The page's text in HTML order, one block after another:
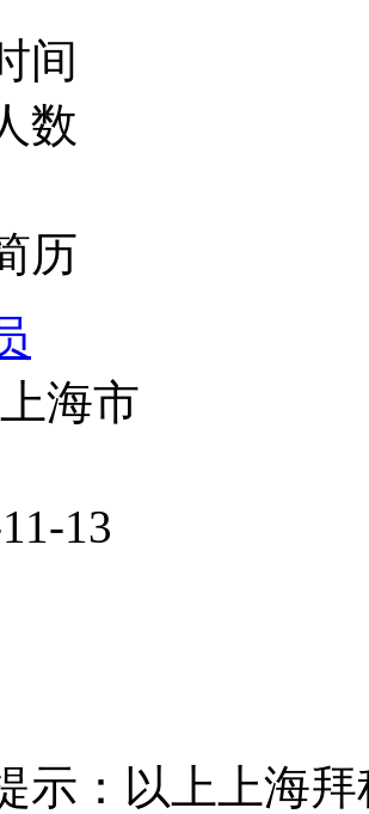
间
数
历
上海市
13
示：以上上海